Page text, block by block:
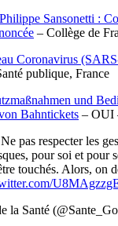
Sansonetti :
– Collège de
Coronavirus
publique, France
und
Bahntickets – OUI
pas respecter les
pour soi et pour
touchés. Alors, on
la Santé